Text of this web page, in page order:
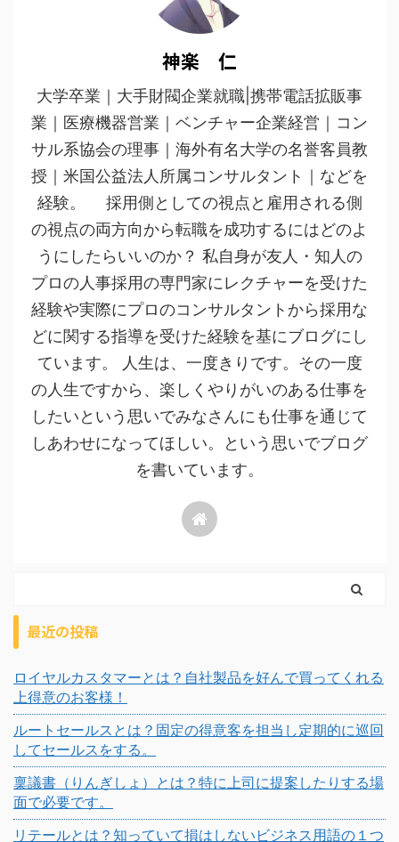
神楽 仁
大学卒業｜大手財閥企業就職|携帯電話拡販事
業｜医療機器営業｜ベンチャー企業経営｜コン
サル系協会の理事｜海外有名大学の名誉客員教
授｜米国公益法人所属コンサルタント｜などを
経験。 採用側としての視点と雇用される側
の視点の両方向から転職を成功するにはどのよ
うにしたらいいのか？ 私自身が友人・知人の
プロの人事採用の専門家にレクチャーを受けた
経験や実際にプロのコンサルタントから採用な
どに関する指導を受けた経験を基にブログにし
ています。 人生は、一度きりです。その一度
の人生ですから、楽しくやりがいのある仕事を
したいという思いでみなさんにも仕事を通じて
しあわせになってほしい。という思いでブログ
を書いています。
最近の投稿
ロイヤルカスタマーとは？自社製品を好んで買ってくれる
上得意のお客様！
ルートセールスとは？固定の得意客を担当し定期的に巡回
してセールスをする。
稟議書（りんぎしょ）とは？特に上司に提案したりする場
面で必要です。
リテールとは？知っていて損はしないビジネス用語の１つ